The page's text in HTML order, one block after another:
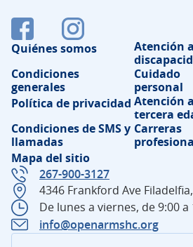
Quiénes somos
Atención
Condiciones
generales
Cuidado
personal
Política de privacidad Atención
tercera
Condiciones de SMS y
llamadas
Carreras
Mapa del sitio
267-900-3127
4346 Frankford Ave
De lunes a viernes, de 9:00 a
info@openarmshc.org